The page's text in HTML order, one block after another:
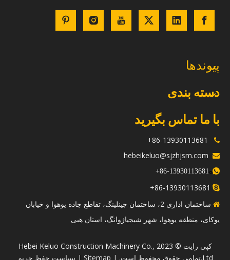
پیوندها
دسته بندی
با ما تماس بگیرید


hebeikeluo@sjzhjsm.com
ه 13930113681-86
+


ساختمان اداری 2، ساختمان جینلینگ، تقاطع جاده یوهوا و خیابان
یوکای، منطقه یوهوا، شهر شیجیاژوانگ، استان هبی
​کپی رایت © 2023 Hebei Keluo Construction Machinery Co.,
Ltd.تمامی حقوق محفوظ است. |
Sitemap
| سیاست حفظ حریم